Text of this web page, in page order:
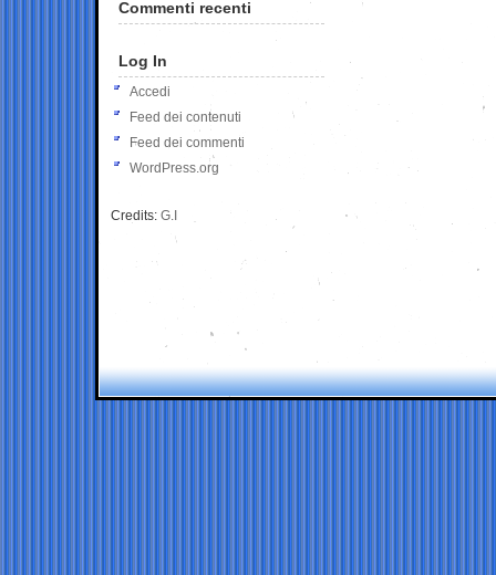
Commenti recenti
Log In
Accedi
Feed dei contenuti
Feed dei commenti
WordPress.org
Credits: G.I